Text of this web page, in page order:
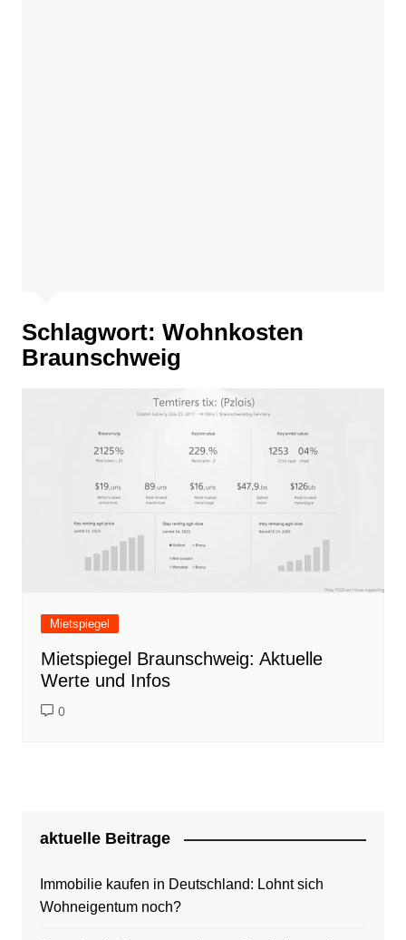
Schlagwort: Wohnkosten
Braunschweig
Mietspiegel
Mietspiegel Braunschweig: Aktuelle
Werte und Infos
0
aktuelle Beitrage
Immobilie kaufen in Deutschland: Lohnt sich
Wohneigentum noch?